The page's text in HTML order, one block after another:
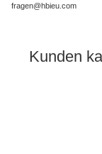
fragen@hbieu.com
Kunden